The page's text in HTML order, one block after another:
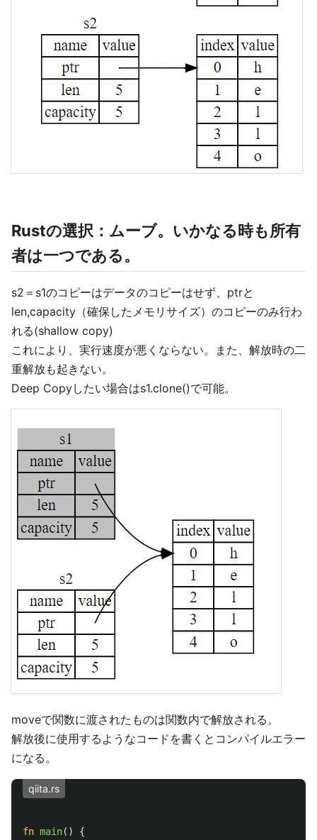
Rustの選択：ムーブ。いかなる時も所有
者は一つである。
s2＝s1のコピーはデータのコピーはせず、ptrと
len,capacity（確保したメモリサイズ）のコピーのみ行わ
れる(shallow copy)
これにより、実行速度が悪くならない。また、解放時の二
重解放も起きない。
Deep Copyしたい場合はs1.clone()で可能。
moveで関数に渡されたものは関数内で解放される。
解放後に使用するようなコードを書くとコンパイルエラー
になる。
qiita.rs
fn main()
{